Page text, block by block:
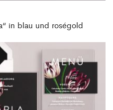
in blau und roségold